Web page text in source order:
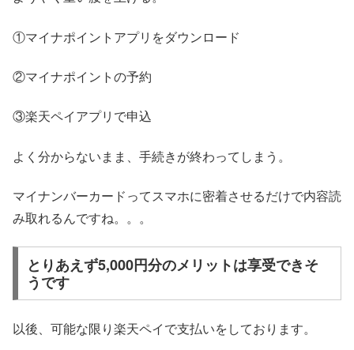
①マイナポイントアプリをダウンロード
②マイナポイントの予約
③楽天ペイアプリで申込
よく分からないまま、手続きが終わってしまう。
マイナンバーカードってスマホに密着させるだけで内容読
み取れるんですね。。。
とりあえず5,000円分のメリットは享受できそ
うです
以後、可能な限り楽天ペイで支払いをしております。